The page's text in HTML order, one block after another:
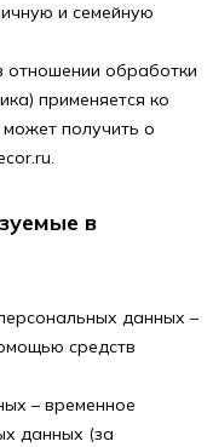
и семейную
отношении обработки
применяется ко
получить о
в
данных –
средств
– временное
данных (за